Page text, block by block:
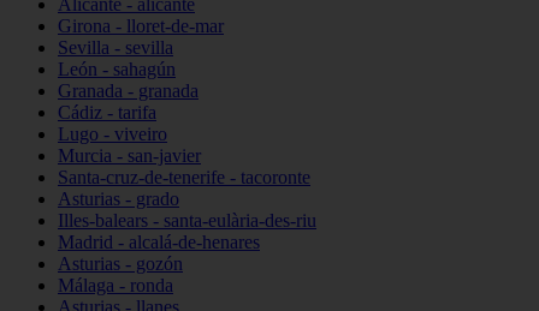
Alicante - alicante
Girona - lloret-de-mar
Sevilla - sevilla
León - sahagún
Granada - granada
Cádiz - tarifa
Lugo - viveiro
Murcia - san-javier
Santa-cruz-de-tenerife - tacoronte
Asturias - grado
Illes-balears - santa-eulària-des-riu
Madrid - alcalá-de-henares
Asturias - gozón
Málaga - ronda
Asturias - llanes